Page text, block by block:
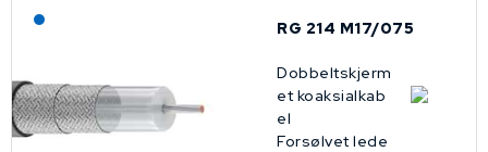
RG 214 M17/075
Dobbeltskjerm
et koaksialkab
el
Forsølvet lede